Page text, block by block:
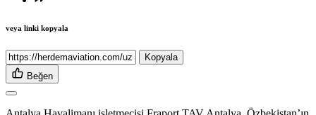
veya linki kopyala
Kopyala
Beğen